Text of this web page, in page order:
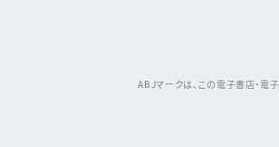
ABJマークは、この電子書店・電